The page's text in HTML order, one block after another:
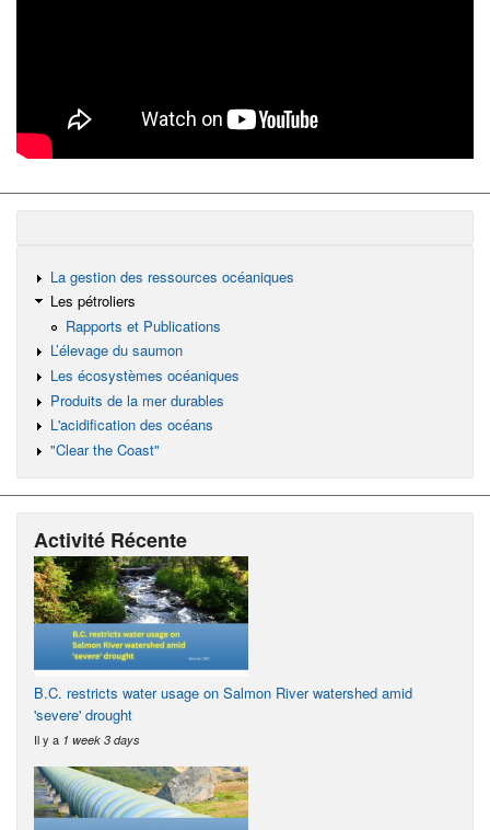
La gestion des ressources océaniques
Les pétroliers
Rapports et Publications
L’élevage du saumon
Les écosystèmes océaniques
Produits de la mer durables
L'acidification des océans
"Clear the Coast"
Activité Récente
B.C. restricts water usage on Salmon River watershed amid
'severe' drought
Il y a 1 week 3 days